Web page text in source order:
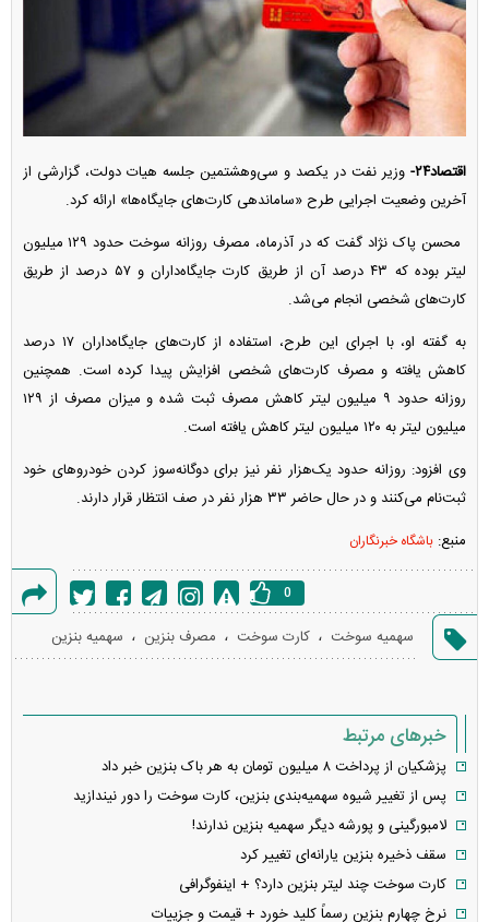
اقتصاد۲۴-
وزیر نفت در یکصد و سی‌وهشتمین جلسه هیات دولت، گزارشی از
آخرین وضعیت اجرایی طرح «ساماندهی کارت‌های جایگاه‌ها» ارائه کرد.
محسن پاک نژاد گفت که در آذرماه، مصرف روزانه سوخت حدود ۱۲۹ میلیون
لیتر بوده که ۴۳ درصد آن از طریق کارت جایگاه‌داران و ۵۷ درصد از طریق
کارت‌های شخصی انجام می‌شد.
به گفته او، با اجرای این طرح، استفاده از کارت‌های جایگاه‌داران ۱۷ درصد
کاهش یافته و مصرف کارت‌های شخصی افزایش پیدا کرده است. همچنین
روزانه حدود ۹ میلیون لیتر کاهش مصرف ثبت شده و میزان مصرف از ۱۲۹
میلیون لیتر به ۱۲۰ میلیون لیتر کاهش یافته است.
وی افزود: روزانه حدود یک‌هزار نفر نیز برای دوگانه‌سوز کردن خودرو‌های خود
ثبت‌نام می‌کنند و در حال حاضر ۳۳ هزار نفر در صف انتظار قرار دارند.
منبع: باشگاه خبرنگاران
گزارش
خطا
0
سهمیه سوخت ، کارت سوخت ، مصرف بنزین ، سهمیه بنزین
خبرهای مرتبط
پزشکیان از پرداخت ۸ میلیون تومان به هر باک بنزین خبر داد
پس از تغییر شیوه سهمیه‌بندی بنزین، کارت سوخت را دور نیندازید
لامبورگینی و پورشه دیگر سهمیه بنزین ندارند!
سقف ذخیره بنزین یارانه‌ای تغییر کرد
کارت سوخت چند لیتر بنزین دارد؟ + اینفوگرافی
نرخ چهارم بنزین رسماً کلید خورد + قیمت و جزییات